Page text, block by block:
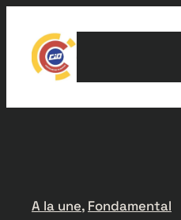
contenu
A la une, Fondamental